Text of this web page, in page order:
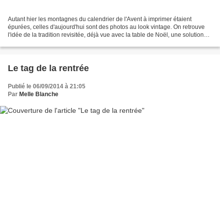
Autant hier les montagnes du calendrier de l'Avent à imprimer étaient
épurées, celles d'aujourd'hui sont des photos au look vintage. On retrouve
l'idée de la tradition revisitée, déjà vue avec la table de Noël, une solution
Le tag de la rentrée
Publié le 06/09/2014 à 21:05
Par Melle Blanche